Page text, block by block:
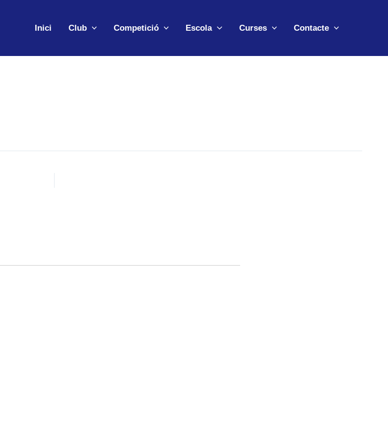
Inici Club Competició Escola Curses Contacte